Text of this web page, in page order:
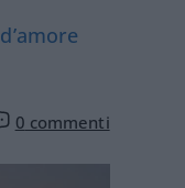
0 commenti